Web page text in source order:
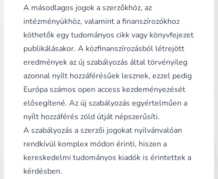
A másodlagos jogok a szerzőkhöz, az
intézményükhöz, valamint a finanszírozókhoz
köthetők egy tudományos cikk vagy könyvfejezet
publikálásakor. A közfinanszírozásból létrejött
eredmények az új szabályozás által törvényileg
azonnal nyílt hozzáférésűek lesznek, ezzel pedig
Európa számos open access kezdeményezését
elősegítené. Az új szabályozás egyértelműen a
nyílt hozzáférés zöld útját népszerűsíti.
A szabályozás a szerzői jogokat nyilvánvalóan
rendkívül komplex módon érinti, hiszen a
kereskedelmi tudományos kiadók is érintettek a
kérdésben.